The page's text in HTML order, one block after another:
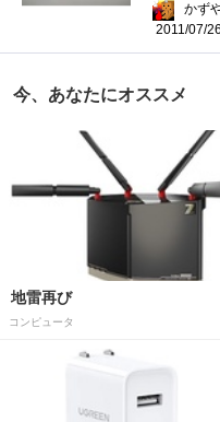
かず
2011/07/26
今、あなたにオススメ
地雷再び
コンピュータ